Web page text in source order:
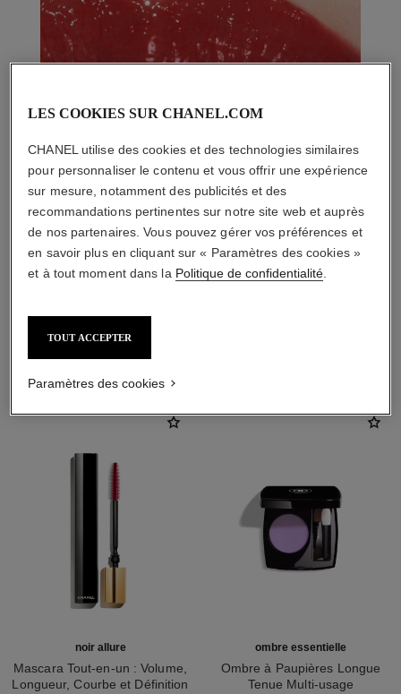
L'ACCORD PARFAIT
noir allure
Mascara Tout-en-un : Volume,
Longueur, Courbe et Définition
ombre essentielle
Ombre à Paupières Longue
Tenue Multi-usage
LES COOKIES SUR CHANEL.COM
CHANEL utilise des cookies et des technologies similaires
pour personnaliser le contenu et vous offrir une expérience
sur mesure, notamment des publicités et des
recommandations pertinentes sur notre site web et auprès
de nos partenaires. Vous pouvez gérer vos préférences et
en savoir plus en cliquant sur « Paramètres des cookies »
et à tout moment dans la Politique de confidentialité.
TOUT ACCEPTER
Paramètres des cookies